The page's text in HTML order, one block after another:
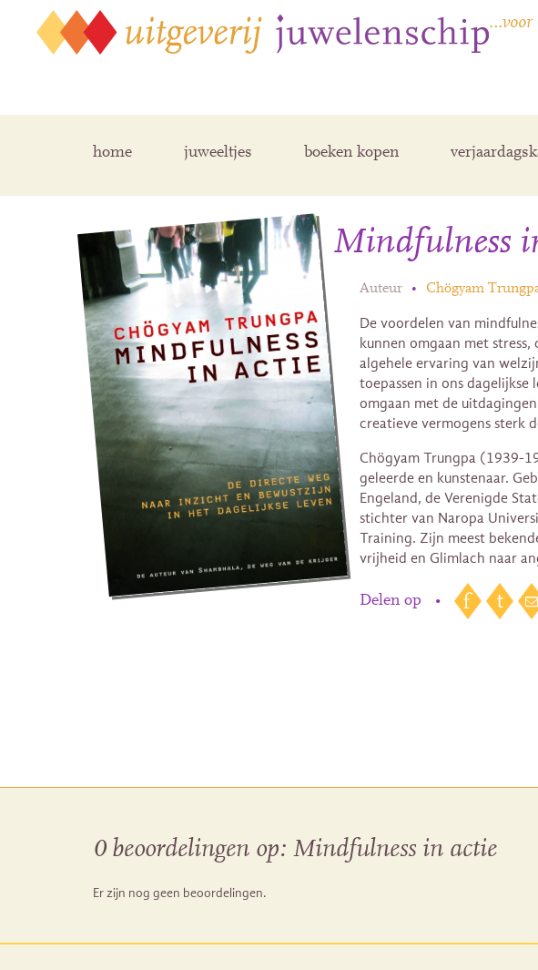
…voor
home juweeltjes boeken kopen
Mindfulness
Auteur • Chögyam
De voordelen van
kunnen omgaan met
algehele ervaring van
toepassen in ons
omgaan met de
creatieve vermogens sterk
Chögyam Trungpa (1939-
geleerde en kunstenaar.
Engeland, de Verenigde
stichter van Naropa
Training. Zijn meest
vrijheid en Glimlach naar
Delen op •
0 beoordelingen op: Mindfulness in actie
Er zijn nog geen beoordelingen.